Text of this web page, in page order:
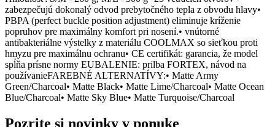
zabezpečujú dokonalý odvod prebytočného tepla z obvodu hlavy•
PBPA (perfect buckle position adjustment) eliminuje kríženie
popruhov pre maximálny komfort pri nosení.• vnútorné
antibakteriálne výstelky z materiálu COOLMAX so sieťkou proti
hmyzu pre maximálnu ochranu• CE certifikát: garancia, že model
spĺňa prísne normy EUBALENIE: prilba FORTEX, návod na
používanieFAREBNÉ ALTERNATÍVY:• Matte Army
Green/Charcoal• Matte Black• Matte Lime/Charcoal• Matte Ocean
Blue/Charcoal• Matte Sky Blue• Matte Turquoise/Charcoal
Pozrite si novinky v ponuke